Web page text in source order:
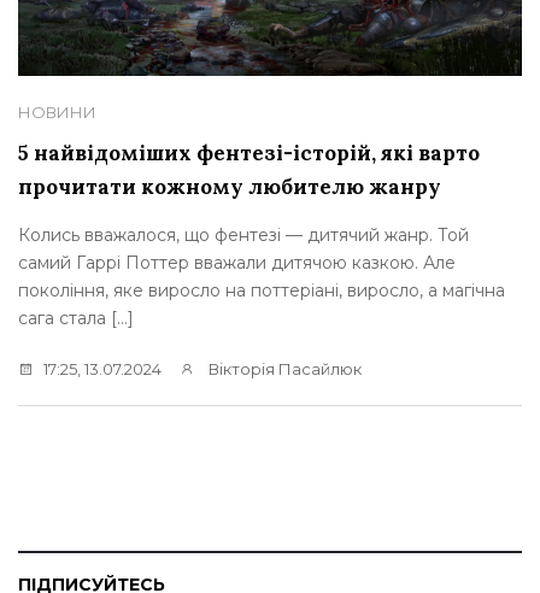
НОВИНИ
5 найвідоміших фентезі-історій, які варто
прочитати кожному любителю жанру
Колись вважалося, що фентезі — дитячий жанр. Той
самий Гаррі Поттер вважали дитячою казкою. Але
покоління, яке виросло на поттеріані, виросло, а магічна
сага стала […]
17:25, 13.07.2024 Вікторія Пасайлюк
ПІДПИСУЙТЕСЬ